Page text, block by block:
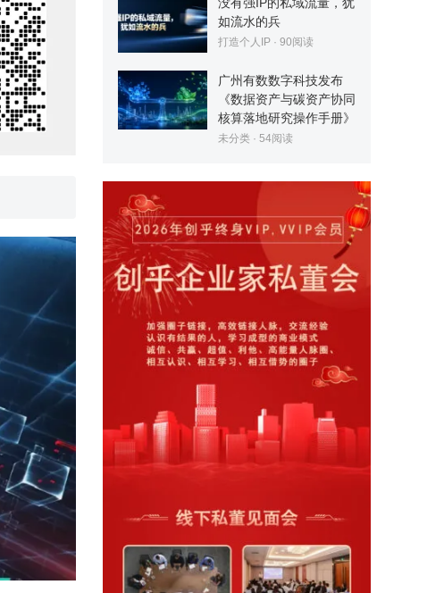
如流水的兵
打造个人IP · 90阅读
广州有数数字科技发布
《数据资产与碳资产协同
核算落地研究操作手册》
未分类 · 54阅读